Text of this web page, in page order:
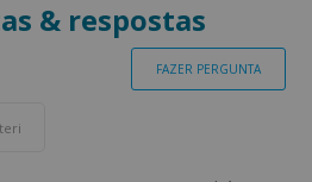
& respostas
FAZER PERGUNTA